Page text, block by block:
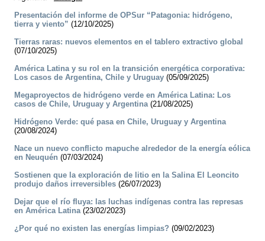
Presentación del informe de OPSur “Patagonia: hidrógeno,
tierra y viento” (12/10/2025)
Tierras raras: nuevos elementos en el tablero extractivo global
(07/10/2025)
América Latina y su rol en la transición energética corporativa:
Los casos de Argentina, Chile y Uruguay (05/09/2025)
Megaproyectos de hidrógeno verde en América Latina: Los
casos de Chile, Uruguay y Argentina(21/08/2025)
Hidrógeno Verde: qué pasa en Chile, Uruguay y Argentina
(20/08/2024)
Nace un nuevo conflicto mapuche alrededor de la energía eólica
en Neuquén (07/03/2024)
Sostienen que la exploración de litio en la Salina El Leoncito
produjo daños irreversibles (26/07/2023)
Dejar que el río fluya: las luchas indígenas contra las represas
en América Latina(23/02/2023)
¿Por qué no existen las energías limpias? (09/02/2023)